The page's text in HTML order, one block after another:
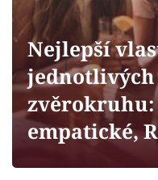
Sledujte prima+
Filmový festival
Pořady
Nejlepší
jednotlivých
zvěrokruhu:
empatické,